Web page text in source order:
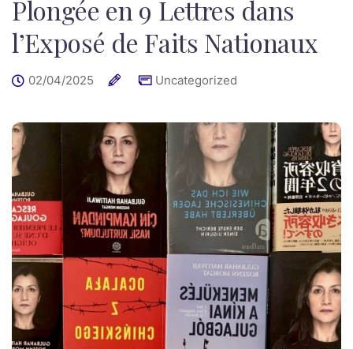
Plongée en 9 Lettres dans
l’Exposé de Faits Nationaux
02/04/2025 Uncategorized